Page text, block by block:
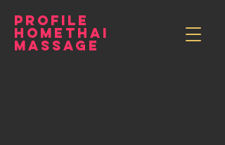
PROFILE
HOMETHAI
MASSAGE